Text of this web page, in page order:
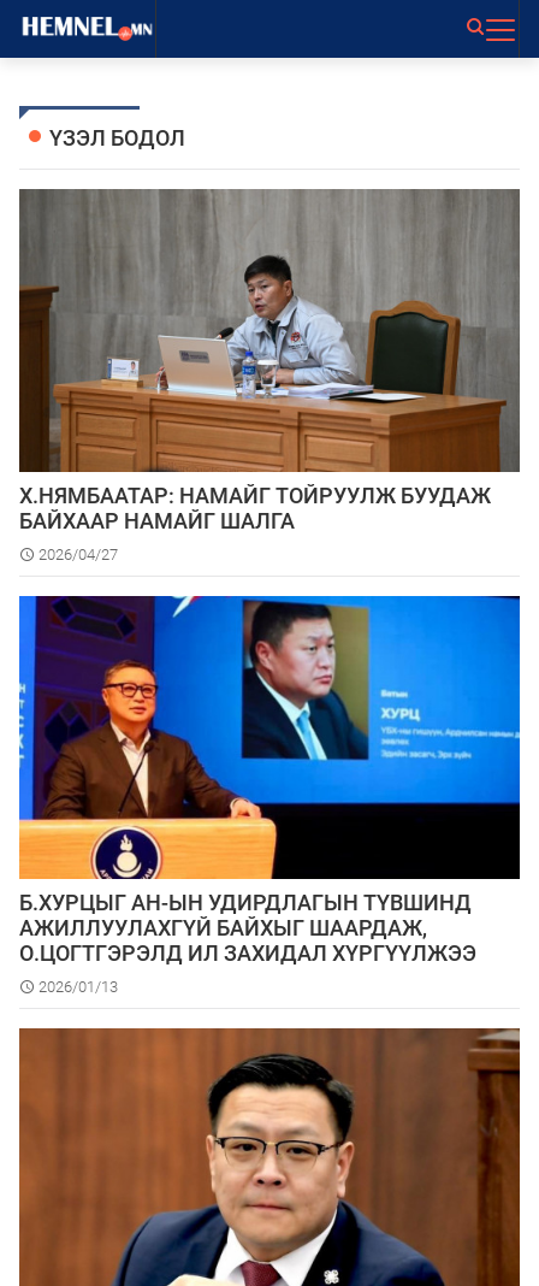
ҮЗЭЛ БОДОЛ
Х.НЯМБААТАР: НАМАЙГ ТОЙРУУЛЖ БУУДАЖ
БАЙХААР НАМАЙГ ШАЛГА
2026/04/27
Б.ХУРЦЫГ АН-ЫН УДИРДЛАГЫН ТҮВШИНД
АЖИЛЛУУЛАХГҮЙ БАЙХЫГ ШААРДАЖ,
О.ЦОГТГЭРЭЛД ИЛ ЗАХИДАЛ ХҮРГҮҮЛЖЭЭ
2026/01/13